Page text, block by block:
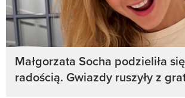
Małgorzata Socha podzieliła
radością. Gwiazdy ruszyły z